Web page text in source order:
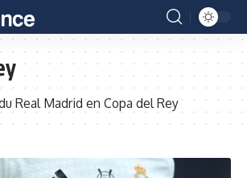
Real Madrid en Copa del Rey